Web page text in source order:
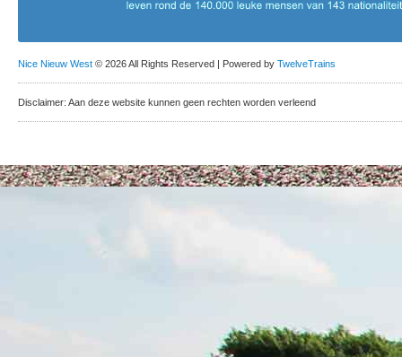
Nice Nieuw West © 2026 All Rights Reserved | Powered by TwelveTrains
Disclaimer: Aan deze website kunnen geen rechten worden verleend